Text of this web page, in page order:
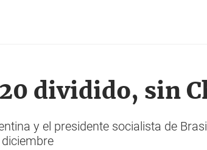
dividido, sin
y el presidente socialista de